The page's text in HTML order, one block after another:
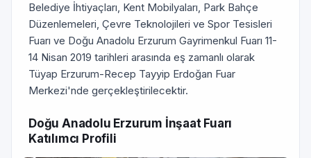
Belediye İhtiyaçları, Kent Mobilyaları, Park Bahçe
Düzenlemeleri, Çevre Teknolojileri ve Spor Tesisleri
Fuarı ve Doğu Anadolu Erzurum Gayrimenkul Fuarı 11-
14 Nisan 2019 tarihleri arasında eş zamanlı olarak
Tüyap Erzurum-Recep Tayyip Erdoğan Fuar
Merkezi'nde gerçekleştirilecektir.
Doğu Anadolu Erzurum İnşaat Fuarı
Katılımcı Profili